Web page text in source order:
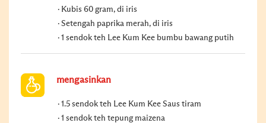
Kubis 60 gram, di iris
Setengah paprika merah, di iris
1 sendok teh Lee Kum Kee bumbu bawang putih
mengasinkan
1.5 sendok teh Lee Kum Kee Saus tiram
1 sendok teh tepung maizena